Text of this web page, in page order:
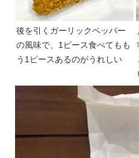
後を引くガーリックペッパー
の風味で、1ピース食べてもも
う1ピースあるのがうれしい